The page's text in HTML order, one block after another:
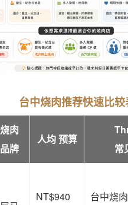
台中烧肉推荐快速比较
烧肉
品牌
人均 预算
常
NT$940
台中烧